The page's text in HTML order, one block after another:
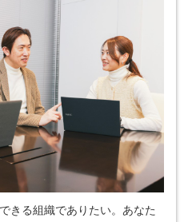
きる組織でありたい。あなた